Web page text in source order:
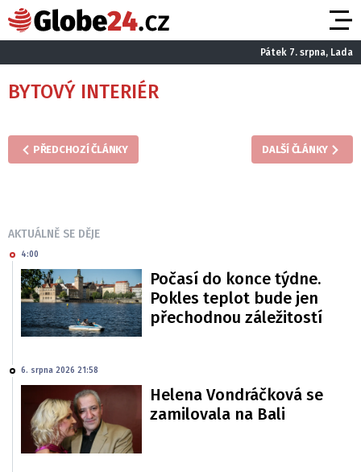
Pátek 7. srpna, Lada
BYTOVÝ INTERIÉR
PŘEDCHOZÍ ČLÁNKY DALŠÍ ČLÁNKY
AKTUÁLNĚ SE DĚJE
4:00
Počasí do konce týdne.
Pokles teplot bude jen
přechodnou záležitostí
6. srpna 2026 21:58
Helena Vondráčková se
zamilovala na Bali